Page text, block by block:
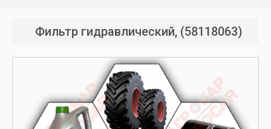
Фильтр гидравлический, (58118063)